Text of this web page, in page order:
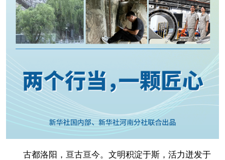
古都洛阳，亘古亘今。文明积淀于斯，活力迸发于